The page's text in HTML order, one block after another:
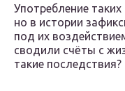
Употребление
но в истории
под их
сводили счёты с
такие последствия?